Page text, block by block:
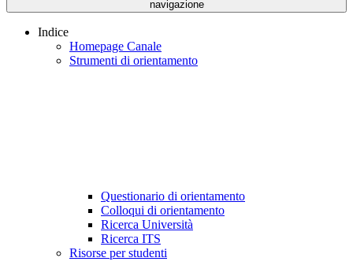
navigazione
Indice
Homepage Canale
Strumenti di orientamento
Questionario di orientamento
Colloqui di orientamento
Ricerca Università
Ricerca ITS
Risorse per studenti